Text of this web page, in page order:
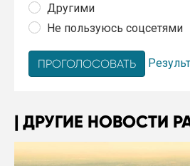
Другими
Не пользуюсь соцсетями
ДРУГИЕ НОВОСТИ